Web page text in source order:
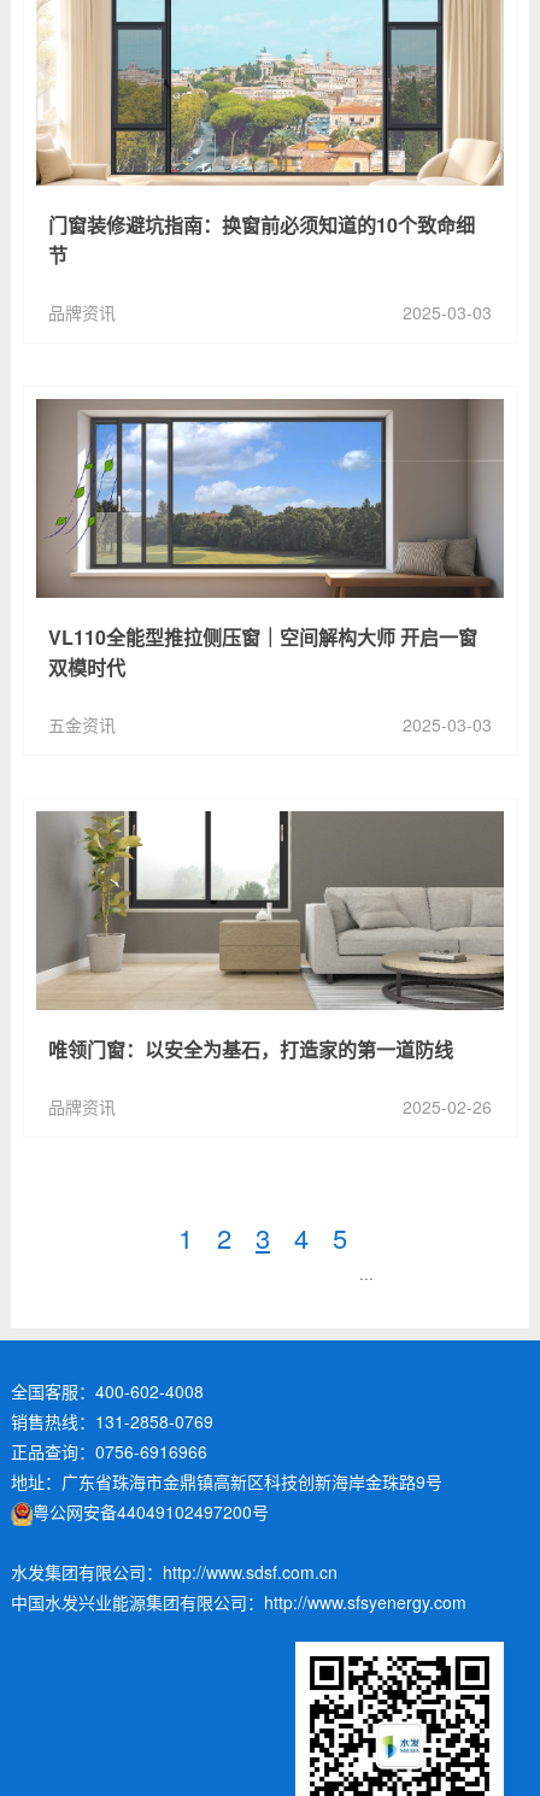
门窗装修避坑指南：换窗前必须知道的10个致命细
节
品牌资讯 2025-03-03
VL110全能型推拉侧压窗｜空间解构大师 开启一窗
双模时代
五金资讯 2025-03-03
唯领门窗：以安全为基石，打造家的第一道防线
品牌资讯 2025-02-26
1 2 3 4 5
···
全国客服：400-602-4008
销售热线：131-2858-0769
正品查询：0756-6916966
地址：广东省珠海市金鼎镇高新区科技创新海岸金珠路9号
粤公网安备44049102497200号
水发集团有限公司：http://www.sdsf.com.cn
中国水发兴业能源集团有限公司：http://www.sfsyenergy.com